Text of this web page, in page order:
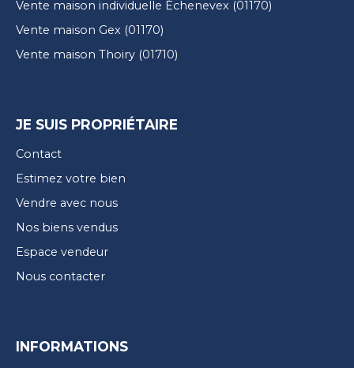
Vente maison individuelle Échenevex (01170)
Vente maison Gex (01170)
Vente maison Thoiry (01710)
JE SUIS PROPRIÉTAIRE
Contact
Estimez votre bien
Vendre avec nous
Nos biens vendus
Espace vendeur
Nous contacter
INFORMATIONS